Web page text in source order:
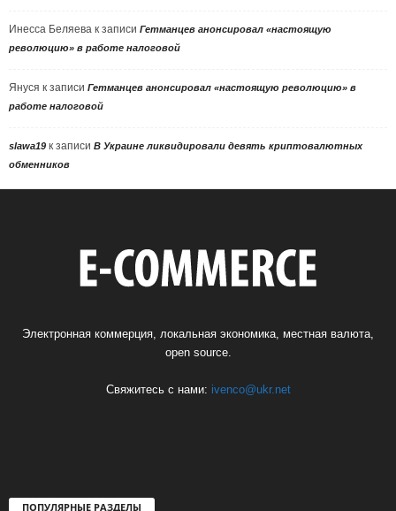
Инесса Беляева к записи Гетманцев анонсировал «настоящую
революцию» в работе налоговой
Януся к записи Гетманцев анонсировал «настоящую революцию» в
работе налоговой
slawa19 к записи В Украине ликвидировали девять криптовалютных
обменников
Электронная коммерция, локальная экономика, местная валюта,
open source.
Свяжитесь с нами: ivenco@ukr.net
ПОПУЛЯРНЫЕ РАЗДЕЛЫ